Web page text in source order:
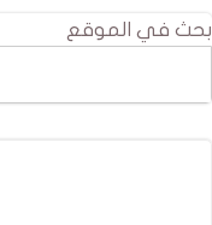
بحث في الموقع